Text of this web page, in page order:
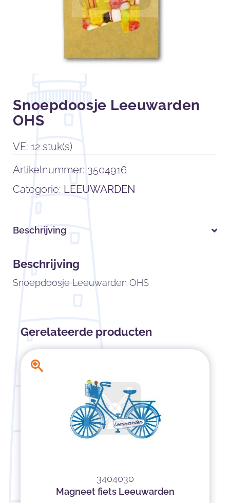
Snoepdoosje Leeuwarden
OHS
VE: 12 stuk(s)
Artikelnummer: 3504916
Categorie: LEEUWARDEN
Beschrijving
Beschrijving
Snoepdoosje Leeuwarden OHS
Gerelateerde producten
3404030
Magneet fiets Leeuwarden